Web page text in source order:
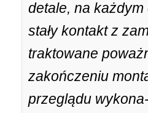
detale, na
stały kontakt z
traktowane
zakończeniu
przeglądu